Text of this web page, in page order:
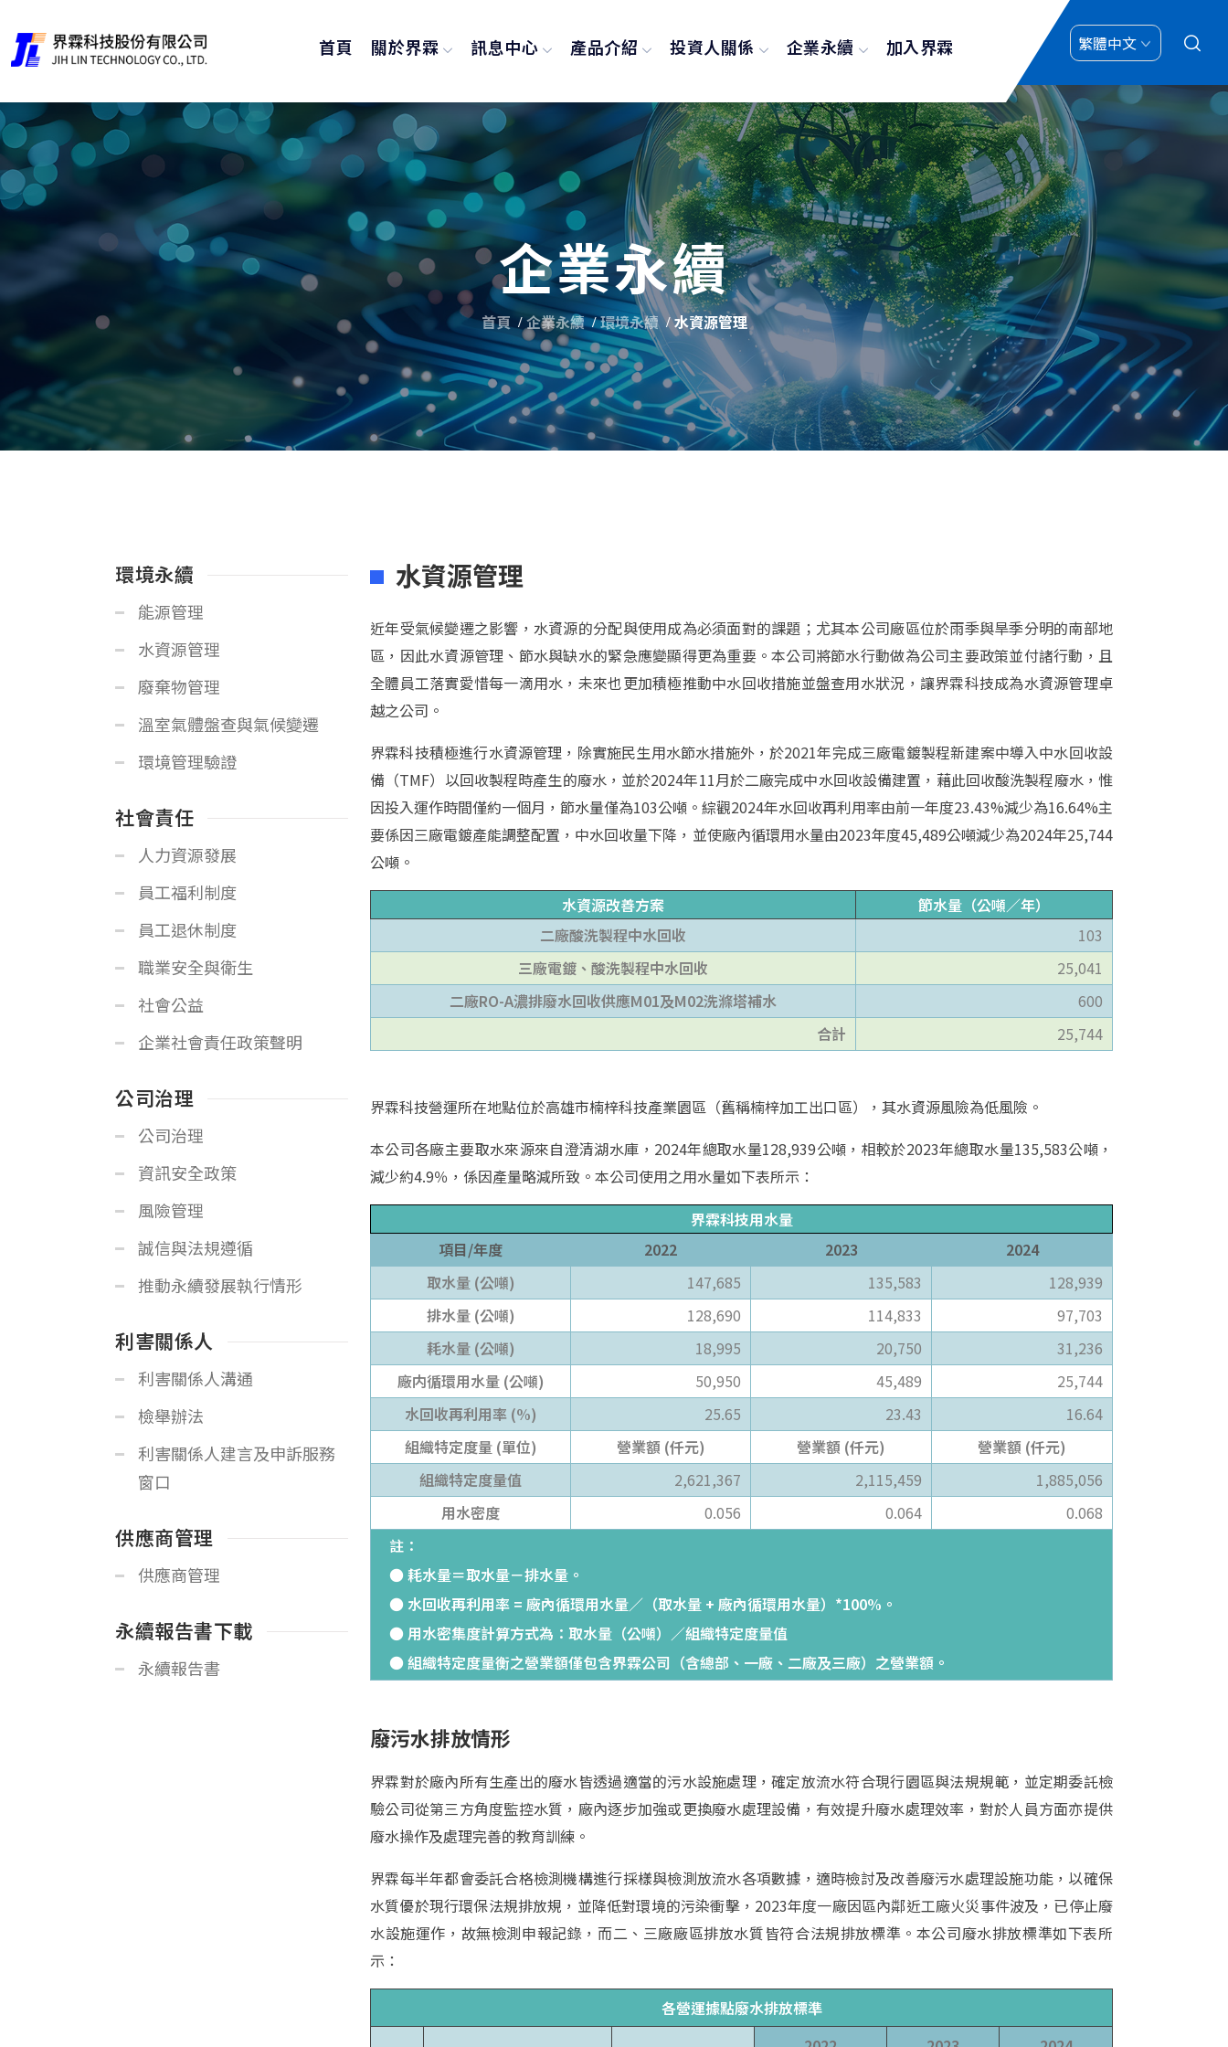
首頁 關於界霖 訊息中心 產品介紹 投資人關係 企業永續 加入界霖
企業永續
首頁 企業永續 環境永續 水資源管理
環境永續
能源管理
水資源管理
廢棄物管理
溫室氣體盤查與氣候變遷
環境管理驗證
社會責任
人力資源發展
員工福利制度
員工退休制度
職業安全與衛生
社會公益
企業社會責任政策聲明
公司治理
公司治理
資訊安全政策
風險管理
誠信與法規遵循
推動永續發展執行情形
利害關係人
利害關係人溝通
檢舉辦法
利害關係人建言及申訴服務
窗口
供應商管理
供應商管理
永續報告書下載
永續報告書
水資源管理
近年受氣候變遷之影響，水資源的分配與使用成為必須面對的課題；尤其本公司廠區位於雨季與旱季分明的南部地
區，因此水資源管理、節水與缺水的緊急應變顯得更為重要。本公司將節水行動做為公司主要政策並付諸行動，且
全體員工落實愛惜每一滴用水，未來也更加積極推動中水回收措施並盤查用水狀況，讓界霖科技成為水資源管理卓
越之公司。
界霖科技積極進行水資源管理，除實施民生用水節水措施外，於2021年完成三廠電鍍製程新建案中導入中水回收設
備（TMF）以回收製程時產生的廢水，並於2024年11月於二廠完成中水回收設備建置，藉此回收酸洗製程廢水，惟
因投入運作時間僅約一個月，節水量僅為103公噸。綜觀2024年水回收再利用率由前一年度23.43%減少為16.64%主
要係因三廠電鍍產能調整配置，中水回收量下降，並使廠內循環用水量由2023年度45,489公噸減少為2024年25,744
公噸。
水資源改善方案
節水量（公噸／年）
二廠酸洗製程中水回收
103
三廠電鍍、酸洗製程中水回收
25,041
二廠RO-A濃排廢水回收供應M01及M02洗滌塔補水
600
合計
25,744
界霖科技營運所在地點位於高雄市楠梓科技產業園區（舊稱楠梓加工出口區），其水資源風險為低風險。
本公司各廠主要取水來源來自澄清湖水庫，2024年總取水量128,939公噸，相較於2023年總取水量135,583公噸，
減少約4.9％，係因產量略減所致。本公司使用之用水量如下表所示：
界霖科技用水量
項目/年度
2022 2023
2024
取水量 (公噸)
147,685 135,583
128,939
排水量 (公噸)
128,690 114,833
97,703
耗水量 (公噸)
18,995 20,750
31,236
廠内循環用水量 (公噸)
50,950 45,489
25,744
水回收再利用率 (%)
25.65 23.43
16.64
組織特定度量 (單位)
營業額 (仟元) 營業額 (仟元)
營業額 (仟元)
組織特定度量值
2,621,367 2,115,459
1,885,056
用水密度
0.056 0.064
0.068
註：
● 耗水量＝取水量－排水量。
● 水回收再利用率 = 廠內循環用水量／（取水量 + 廠內循環用水量）*100%。
● 用水密集度計算方式為：取水量（公噸）／組織特定度量值
● 組織特定度量衡之營業額僅包含界霖公司（含總部、一廠、二廠及三廠）之營業額。
廢污水排放情形
界霖對於廠內所有生產出的廢水皆透過適當的污水設施處理，確定放流水符合現行園區與法規規範，並定期委託檢
驗公司從第三方角度監控水質，廠內逐步加強或更換廢水處理設備，有效提升廢水處理效率，對於人員方面亦提供
廢水操作及處理完善的教育訓練。
界霖每半年都會委託合格檢測機構進行採樣與檢測放流水各項數據，適時檢討及改善廢污水處理設施功能，以確保
水質優於現行環保法規排放規，並降低對環境的污染衝擊，2023年度一廠因區內鄰近工廠火災事件波及，已停止廢
水設施運作，故無檢測申報記錄，而二、三廠廠區排放水質皆符合法規排放標準。本公司廢水排放標準如下表所
示：
各營運據點廢水排放標準